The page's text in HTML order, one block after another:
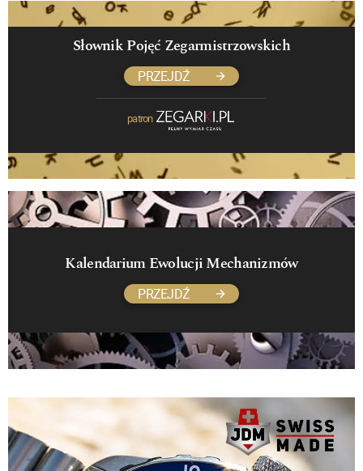
Słownik Pojęć Zegarmistrzowskich
PRZEJDŹ
patron
Kalendarium Ewolucji Mechanizmów
PRZEJDŹ